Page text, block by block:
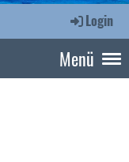
Login
Menü